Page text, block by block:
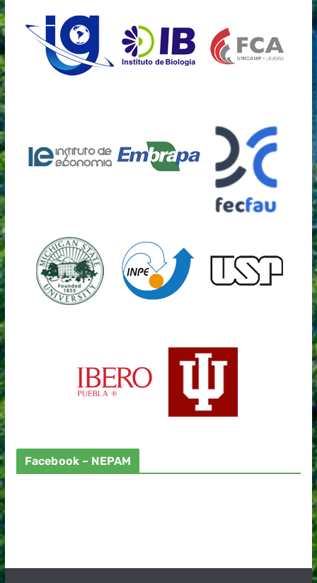
Facebook – NEPAM